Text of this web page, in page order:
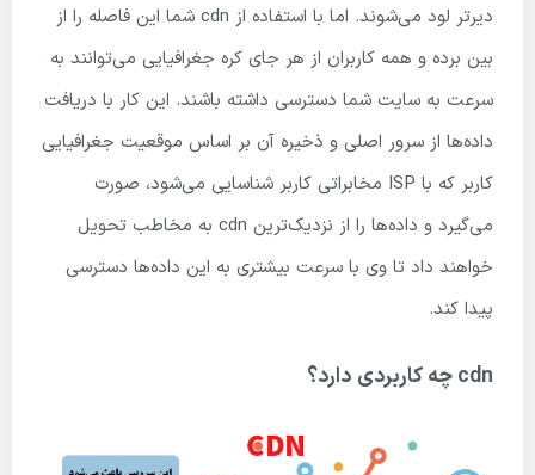
دیرتر لود می‌شوند. اما با استفاده از cdn شما این فاصله را از
بین برده و همه کاربران از هر جای کره جغرافیایی می‌توانند به
سرعت به سایت شما دسترسی داشته باشند. این کار با دریافت
داده‌ها از سرور اصلی و ذخیره آن بر اساس موقعیت جغرافیایی
کاربر که با ISP مخابراتی کاربر شناسایی می‌شود، صورت
می‌گیرد و داده‌ها را از نزدیک‌ترین cdn به مخاطب تحویل
خواهند داد تا وی با سرعت بیشتری به این داده‌ها دسترسی
پیدا کند.
cdn چه کاربردی دارد؟